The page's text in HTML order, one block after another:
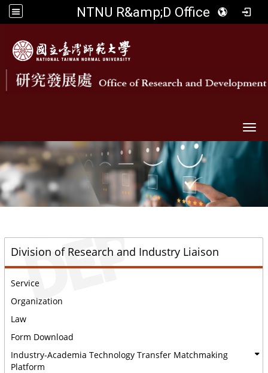
NTNU R&amp;D Office
Division of Research and Industry Liaison
Service
Organization
Law
Form Download
Industry-Academia Technology Transfer Matchmaking
Platform